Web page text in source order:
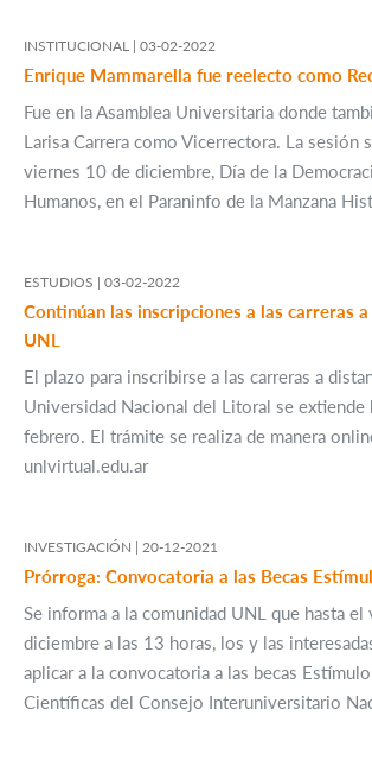
INSTITUCIONAL | 03-02-2022
Enrique Mammarella fue reelecto como
Fue en la Asamblea Universitaria donde
Larisa Carrera como Vicerrectora. La sesión
viernes 10 de diciembre, Día de la
Humanos, en el Paraninfo de la Manzana
ESTUDIOS | 03-02-2022
Continúan las inscripciones a las carreras
UNL
El plazo para inscribirse a las carreras a
Universidad Nacional del Litoral se extiende
febrero. El trámite se realiza de manera
unlvirtual.edu.ar
INVESTIGACIÓN | 20-12-2021
Prórroga: Convocatoria a las Becas
Se informa a la comunidad UNL que hasta
diciembre a las 13 horas, los y las
aplicar a la convocatoria a las becas
Científicas del Consejo Interuniversitario